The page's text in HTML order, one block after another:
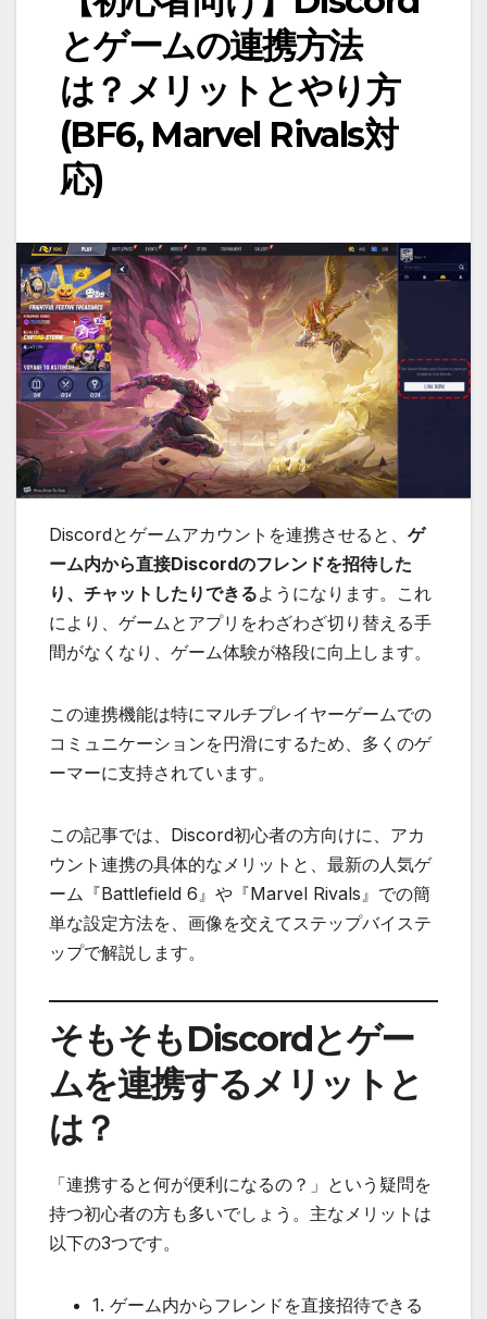
とゲームの連携方法
は？メリットとやり方
(BF6, Marvel Rivals対
応)
Discordとゲームアカウントを連携させると、 ゲ
ーム内から直接Discordのフレンドを招待した
り、チャットしたりできるようになります。これ
により、ゲームとアプリをわざわざ切り替える手
間がなくなり、ゲーム体験が格段に向上します。
この連携機能は特にマルチプレイヤーゲームでの
コミュニケーションを円滑にするため、多くのゲ
ーマーに支持されています。
この記事では、Discord初心者の方向けに、アカ
ウント連携の具体的なメリットと、最新の人気ゲ
ーム『Battlefield 6』や『Marvel Rivals』での簡
単な設定方法を、画像を交えてステップバイステ
ップで解説します。
そもそもDiscordとゲー
ムを連携するメリットと
は？
「連携すると何が便利になるの？」という疑問を
持つ初心者の方も多いでしょう。主なメリットは
以下の3つです。
1. ゲーム内からフレンドを直接招待できる